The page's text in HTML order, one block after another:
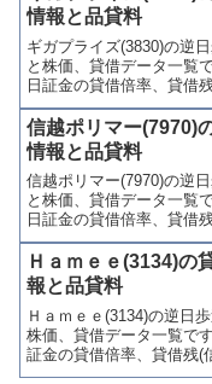
喚起・申込停止)など、空
連情報を集計し、図解でわ
やすくまとめて掲載して
す。
情報と品貸料
ギガプライズ(3830)の逆
と株価、貸借データ一覧で
日証金の貸借倍率、貸借残
買残、信用売残)、品貸料(
歩)、東証の週末残高、規
喚起・申込停止)など、空
連情報を集計し、図解でわ
やすくまとめて掲載して
す。
信越ポリマー(7970)
情報と品貸料
信越ポリマー(7970)の逆
と株価、貸借データ一覧で
日証金の貸借倍率、貸借
買残、信用売残)、品貸料(
歩)、東証の週末残高、規
喚起・申込停止)など、空
連情報を集計し、図解でわ
やすくまとめて掲載して
す。
Ｈａｍｅｅ(3134)の
報と品貸料
Ｈａｍｅｅ(3134)の逆日
株価、貸借データ一覧で
証金の貸借倍率、貸借残(
残、信用売残)、品貸料(逆